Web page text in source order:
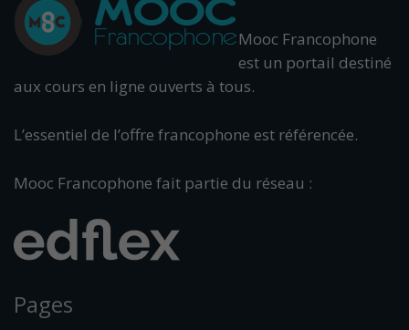
Mooc Francophone
est un portail destiné
aux cours en ligne ouverts à tous.
L’essentiel de l’offre francophone est référencée.
Mooc Francophone fait partie du réseau :
Pages